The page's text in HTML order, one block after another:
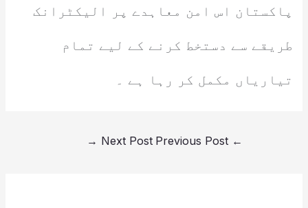
پاکستان اس امن معاہدے پر الیکٹرانک
طریقے سے دستخط کرنے کے لیے تمام
تیاریاں مکمل کر رہا ہے ۔
←
Next Post
→